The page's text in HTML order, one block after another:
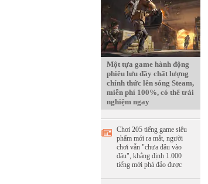
Một tựa game hành động
phiêu lưu đầy chất lượng
chính thức lên sóng Steam,
miễn phí 100%, có thể trải
nghiệm ngay
Chơi 205 tiếng game siêu
phẩm mới ra mắt, người
chơi vẫn "chưa đâu vào
đâu", khẳng định 1.000
tiếng mới phá đảo được